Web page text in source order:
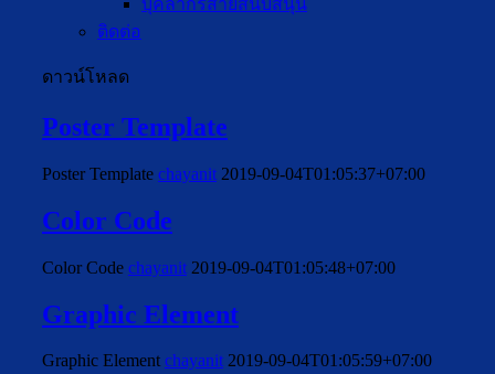
บุคลากรสายสนับสนุน
ติดต่อ
ดาวน์โหลด
Poster Template
Poster Template chayanit 2019-09-04T01:05:37+07:00
Color Code
Color Code chayanit 2019-09-04T01:05:48+07:00
Graphic Element
Graphic Elementchayanit 2019-09-04T01:05:59+07:00